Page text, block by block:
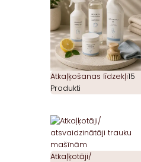
Atkaļķošanas līdzekļi15
Produkti
Atkaļķotāji/